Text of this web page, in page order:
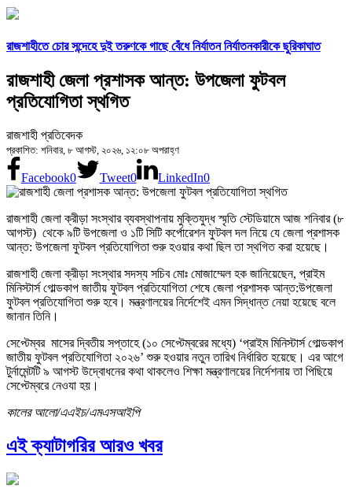
রাজশাহীতে চোর সন্দেহে দুই তরুণকে গাছে বেঁধে নির্যাতন নির্যাতনকারীকে ছুরিকাঘাত
রাজশাহী জেলা প্রশাসক আন্ত: উপজেলা ফুটবল
প্রতিযোগিতা স্থগিত
রাজশাহী প্রতিবেদক
প্রকাশিত: শনিবার, ৮ আগস্ট, ২০২৬, ১২:০৮ অপরাহ্ণ
Facebook0 Tweet0 LinkedIn0
রাজশাহী জেলা ক্রীড়া সংস্থার ব্যবস্থাপনায় মুক্তিযুদ্ধ স্মৃতি স্টেডিয়ামে আজ শনিবার (৮
আগস্ট) থেকে ৯টি উপজেলা ও ১টি সিটি কর্পোরেশন ফুটবল দল নিয়ে যে জেলা প্রশাসক
আন্ত: উপজেলা ফুটবল প্রতিযোগিতা শুরু হওয়ার কথা ছিল তা স্থগিত করা হয়েছে।
রাজশাহী জেলা ক্রীড়া সংস্থার সদস্য সচিব মোঃ মোজাম্মেল হক জানিয়েছেন, প্রাইম
মিনিস্টার্স গোল্ডকাপ জাতীয় ফুটবল প্রতিযোগিতা শেষে জেলা প্রশাসক আন্ত:উপজেলা
ফুটবল প্রতিযোগিতা শুরু হবে। মন্ত্রণালয়ের নির্দেশেই এমন সিদ্ধান্ত নেয়া হয়েছে বলে
জানান তিনি।
সেপ্টেম্বর মাসের দ্বিতীয় সপ্তাহে (১০ সেপ্টেম্বরের মধ্যে) ‘প্রাইম মিনিস্টার্স গোল্ডকাপ
জাতীয় ফুটবল প্রতিযোগিতা ২০২৬’ শুরু হওয়ার নতুন তারিখ নির্ধারিত হয়েছে। এর আগে
টুর্নামেন্টটি ৯ আগস্ট উদ্বোধনের কথা থাকলেও শিক্ষা মন্ত্রণালয়ের নির্দেশনায় তা পিছিয়ে
সেপ্টেম্বরে নেওযা হয়।
কালের আলো/এএইচ/এমএসআইপি
এই ক্যাটাগরির আরও খবর